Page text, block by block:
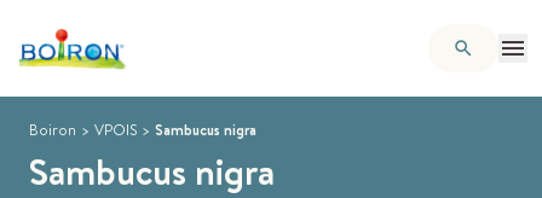
Boiron > VPOIS > Sambucus nigra
Sambucus nigra